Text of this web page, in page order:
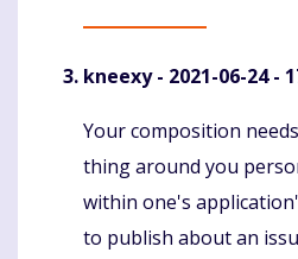
kneexy- 2021-06-24 -
Komentaras
Your composition
thing around you
within one's
to publish about an